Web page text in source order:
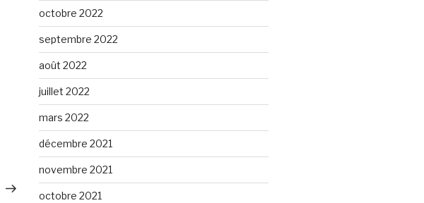
Article
suivant
octobre 2022
septembre 2022
août 2022
juillet 2022
mars 2022
décembre 2021
novembre 2021
octobre 2021